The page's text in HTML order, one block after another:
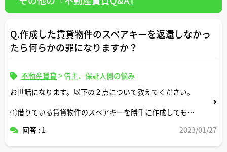
Q.作成した賃貸物件のスペアキーを返還しなかっ
たら何らかの罪になりますか？
不動産賃貸 >借主、保証人側の悩み
お世話になります。以下の２点について教えてください。
①借りている賃貸物件のスペアキーを勝手に作成しても良
回答 : 1 2023/01/27